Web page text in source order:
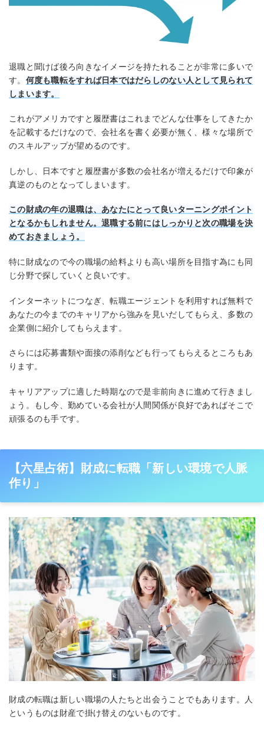
退職と聞けば後ろ向きなイメージを持たれることが非常に多いで
す。 何度も職転をすれば日本ではだらしのない人として見られて
しまいます。
これがアメリカですと履歴書はこれまでどんな仕事をしてきたか
を記載するだけなので、会社名を書く必要が無く、様々な場所で
のスキルアップが望めるのです。
しかし、日本ですと履歴書が多数の会社名が増えるだけで印象が
真逆のものとなってしまいます。
この財成の年の退職は、あなたにとって良いターニングポイント
となるかもしれません。退職する前にはしっかりと次の職場を決
めておきましょう。
特に財成なので今の職場の給料よりも高い場所を目指す為にも同
じ分野で探していくと良いです。
インターネットにつなぎ、転職エージェントを利用すれば無料で
あなたの今までのキャリアから強みを見いだしてもらえ、多数の
企業側に紹介してもらえます。
さらには応募書類や面接の添削なども行ってもらえるところもあ
ります。
キャリアアップに適した時期なので是非前向きに進めて行きまし
ょう。もし今、勤めている会社が人間関係が良好であればそこで
頑張るのも手です。
【六星占術】財成に転職「新しい環境で人脈
作り」
財成の転職は新しい職場の人たちと出会うことでもあります。人
というものは財産で掛け替えのないものです。